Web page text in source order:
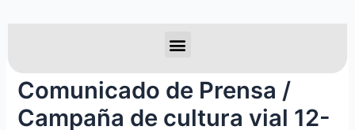
Comunicado de Prensa /
Campaña de cultura vial 12-